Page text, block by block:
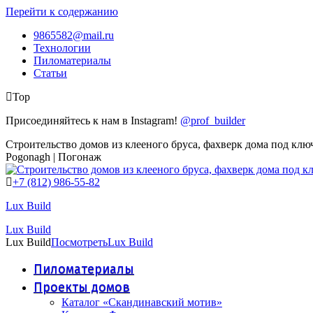
Перейти к содержанию
9865582@mail.ru
Технологии
Пиломатериалы
Статьи
Top
Присоединяйтесь к нам в Instagram! @prof_builder
Строительство домов из клееного бруса, фахверк дома под
Pogonagh | Погонаж
+7 (812) 986-55-82
Lux Build
Lux Build
Lux BuildПосмотретьLux Build
Пиломатериалы
Проекты домов
Каталог «Скандинавский мотив»